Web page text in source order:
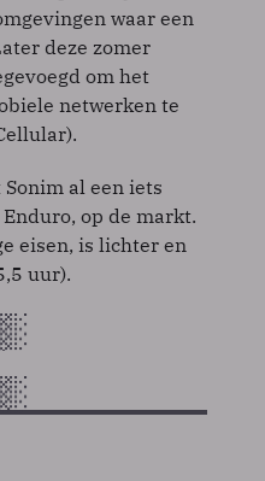
waar een
deze zomer
om het
netwerken te
al een iets
op de markt.
eisen, is lichter en
uur).